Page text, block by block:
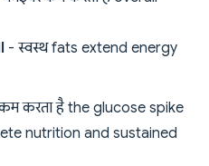
- स्वस्थ fats extend energy
करता है the glucose spike
nutrition and sustained